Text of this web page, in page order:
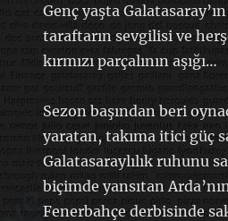
Genç yaşta
taraftarın sevgilisi ve
kırmızı parçalının aşığı…
Sezon başından beri
yaratan, takıma itici güç
Galatasaraylılık ruhunu
biçimde yansıtan
Fenerbahçe derbisinde